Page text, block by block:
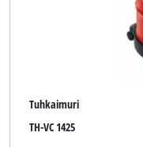
Tuhkaimuri
TH-VC 1425